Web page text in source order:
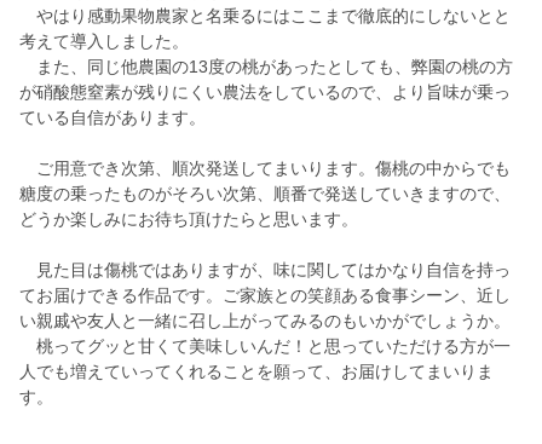
やはり感動果物農家と名乗るにはここまで徹底的にしないとと
考えて導入しました。
また、同じ他農園の13度の桃があったとしても、弊園の桃の方
が硝酸態窒素が残りにくい農法をしているので、より旨味が乗っ
ている自信があります。
ご用意でき次第、順次発送してまいります。傷桃の中からでも
糖度の乗ったものがそろい次第、順番で発送していきますので、
どうか楽しみにお待ち頂けたらと思います。
見た目は傷桃ではありますが、味に関してはかなり自信を持っ
てお届けできる作品です。ご家族との笑顔ある食事シーン、近し
い親戚や友人と一緒に召し上がってみるのもいかがでしょうか。
桃ってグッと甘くて美味しいんだ！と思っていただける方が一
人でも増えていってくれることを願って、お届けしてまいりま
す。